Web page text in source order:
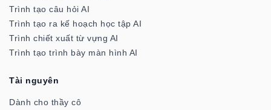
Trình tạo câu hỏi AI
Trình tạo ra kế hoạch học tập AI
Trình chiết xuất từ vựng AI
Trình tạo trình bày màn hình AI
Tài nguyên
Dành cho thầy cô